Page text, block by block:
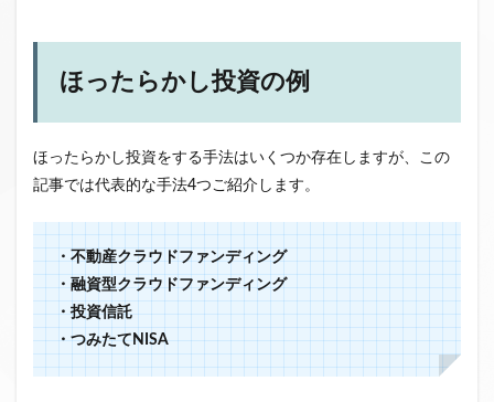
ほったらかし投資の例
ほったらかし投資をする手法はいくつか存在しますが、この
記事では代表的な手法4つご紹介します。
・不動産クラウドファンディング
・融資型クラウドファンディング
・投資信託
・つみたてNISA